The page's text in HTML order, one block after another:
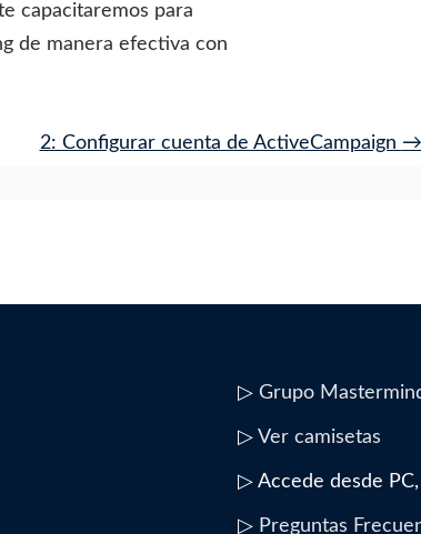
capacitaremos para
de manera efectiva con
2: Configurar cuenta de ActiveCampaign
▷ Grupo
▷ Ver camisetas
▷ Accede desde
▷ Preguntas